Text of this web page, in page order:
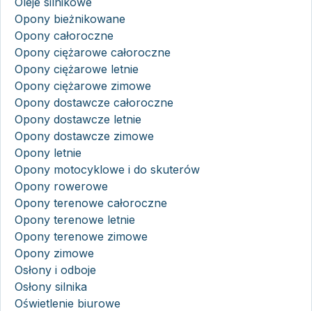
Opony bieżnikowane
Opony całoroczne
Opony ciężarowe całoroczne
Opony ciężarowe letnie
Opony ciężarowe zimowe
Opony dostawcze całoroczne
Opony dostawcze letnie
Opony dostawcze zimowe
Opony letnie
Opony motocyklowe i do skuterów
Opony rowerowe
Opony terenowe całoroczne
Opony terenowe letnie
Opony terenowe zimowe
Opony zimowe
Osłony i odboje
Osłony silnika
Oświetlenie biurowe